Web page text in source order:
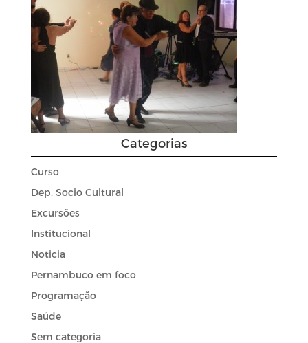
Categorias
Curso
Dep. Socio Cultural
Excursões
Institucional
Noticia
Pernambuco em foco
Programação
Saúde
Sem categoria